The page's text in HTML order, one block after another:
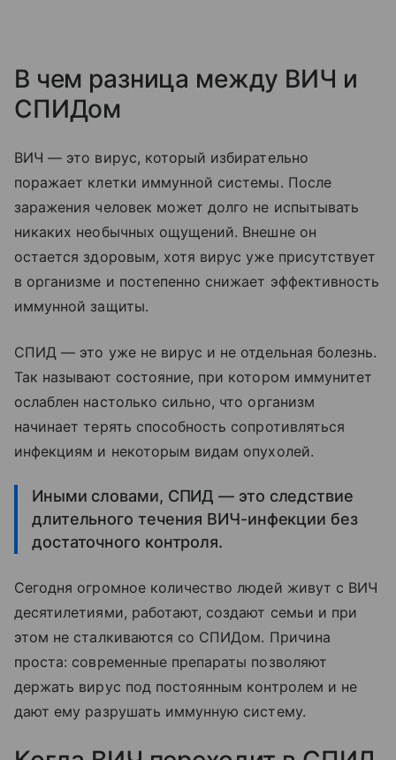
В чем разница между ВИЧ и
СПИДом
ВИЧ — это вирус, который избирательно
поражает клетки иммунной системы. После
заражения человек может долго не испытывать
никаких необычных ощущений. Внешне он
остается здоровым, хотя вирус уже присутствует
в организме и постепенно снижает эффективность
иммунной защиты.
СПИД — это уже не вирус и не отдельная болезнь.
Так называют состояние, при котором иммунитет
ослаблен настолько сильно, что организм
начинает терять способность сопротивляться
инфекциям и некоторым видам опухолей.
Иными словами, СПИД — это следствие
длительного течения ВИЧ-инфекции без
достаточного контроля.
Сегодня огромное количество людей живут с ВИЧ
десятилетиями, работают, создают семьи и при
этом не сталкиваются со СПИДом. Причина
проста: современные препараты позволяют
держать вирус под постоянным контролем и не
дают ему разрушать иммунную систему.